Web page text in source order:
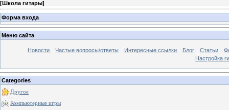
[Школа гитары]
Форма входа
Меню сайта
Новости Частые вопросы/ответы Интересные ссылки Блог Статьи
Настройка
Categories
Другое
Компьютерные игры